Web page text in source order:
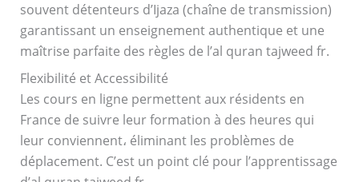
souvent détenteurs d’Ijaza (chaîne de transmission)
garantissant un enseignement authentique et une
maîtrise parfaite des règles de l’al quran tajweed fr.
Flexibilité et Accessibilité
Les cours en ligne permettent aux résidents en
France de suivre leur formation à des heures qui
leur conviennent، éliminant les problèmes de
déplacement. C’est un point clé pour l’apprentissage